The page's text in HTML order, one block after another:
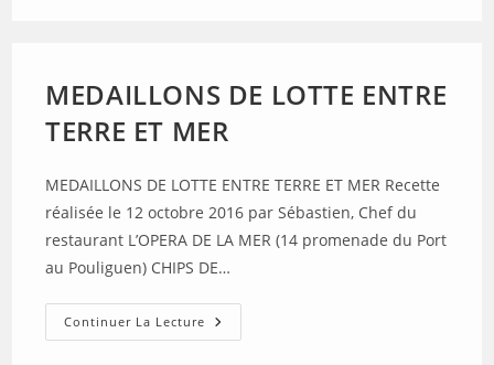
SEL
MEDAILLONS DE LOTTE ENTRE
TERRE ET MER
MEDAILLONS DE LOTTE ENTRE TERRE ET MER Recette
réalisée le 12 octobre 2016 par Sébastien, Chef du
restaurant L’OPERA DE LA MER (14 promenade du Port
au Pouliguen) CHIPS DE…
Continuer La Lecture MEDAILLONS
DE